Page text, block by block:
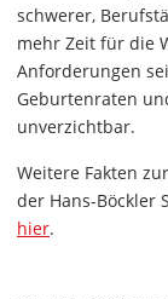
schwerer,
mehr Zeit für die
Anforderungen
Geburtenraten
unverzichtbar.
Weitere Fakten
der Hans-Böckler
hier.